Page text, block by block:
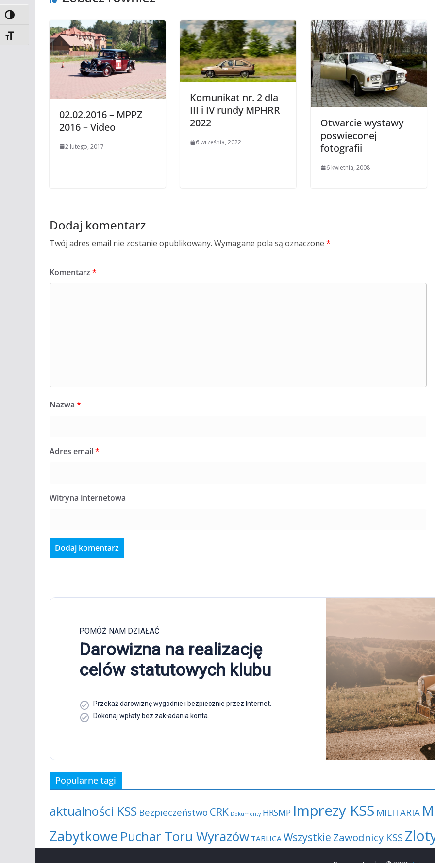
Toggle High Contrast
Toggle Font size
02.02.2016 – MPPZ
2016 – Video
2 lutego, 2017
Komunikat nr. 2 dla
III i IV rundy MPHRR
2022
6 września, 2022
Otwarcie wystawy
poswieconej
fotografii
6 kwietnia, 2008
Dodaj komentarz
Twój adres email nie zostanie opublikowany. Wymagane pola są oznaczone *
Komentarz *
Nazwa *
Adres email*
Witryna internetowa
Popularne tagi
aktualności KSS Bezpieczeństwo CRK Dokumenty HRSMP Imprezy KSS MILITARIA
Zabytkowe Puchar Toru Wyrazów TABLICA Wszystkie Zawodnicy KSS